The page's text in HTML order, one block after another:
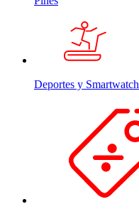
Deportes y Smartwatch